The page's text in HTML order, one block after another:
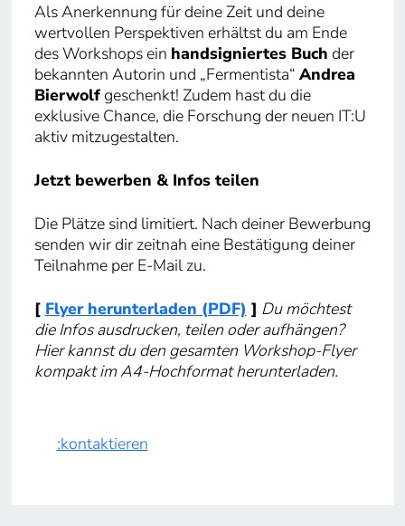
Als Anerkennung für deine Zeit und deine
wertvollen Perspektiven erhältst du am Ende
des Workshops ein handsigniertes Buch der
bekannten Autorin und „Fermentista“ Andrea
Bierwolfgeschenkt! Zudem hast du die
exklusive Chance, die Forschung der neuen IT:U
aktiv mitzugestalten.
Jetzt bewerben & Infos teilen
Die Plätze sind limitiert. Nach deiner Bewerbung
senden wir dir zeitnah eine Bestätigung deiner
Teilnahme per E-Mail zu.
[ Flyer herunterladen (PDF) ] Du möchtest
die Infos ausdrucken, teilen oder aufhängen?
Hier kannst du den gesamten Workshop-Flyer
kompakt im A4-Hochformat herunterladen.
:kontaktieren